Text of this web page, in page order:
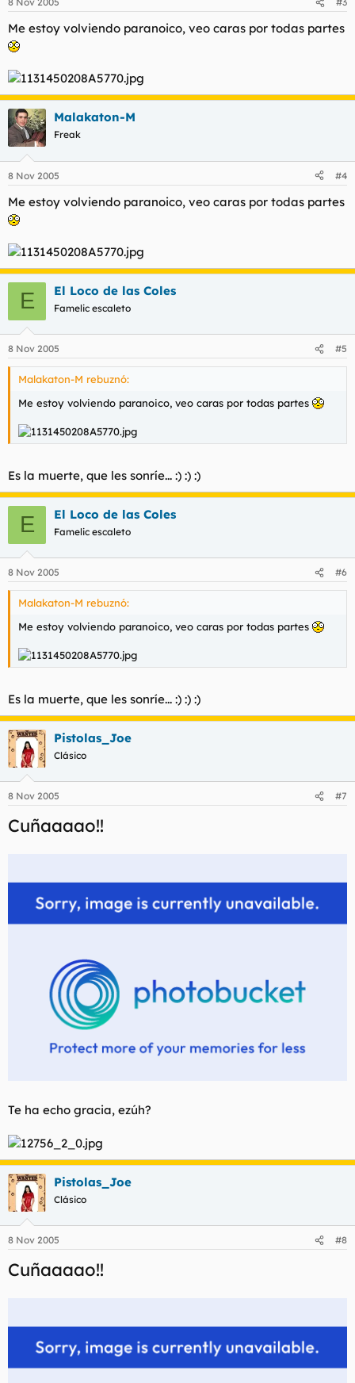
Me estoy volviendo paranoico, veo caras por todas partes
Malakaton-M
Freak
8 Nov 2005 #4
Me estoy volviendo paranoico, veo caras por todas partes
E El Loco de las Coles
Famelic escaleto
8 Nov 2005 #5
Malakaton-M rebuznó:
Me estoy volviendo paranoico, veo caras por todas partes
Es la muerte, que les sonríe... :) :) :)
E El Loco de las Coles
Famelic escaleto
8 Nov 2005 #6
Malakaton-M rebuznó:
Me estoy volviendo paranoico, veo caras por todas partes
Es la muerte, que les sonríe... :) :) :)
Pistolas_Joe
Clásico
8 Nov 2005 #7
Cuñaaaao!!
Te ha echo gracia, ezúh?
Pistolas_Joe
Clásico
8 Nov 2005 #8
Cuñaaaao!!